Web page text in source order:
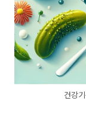
건강